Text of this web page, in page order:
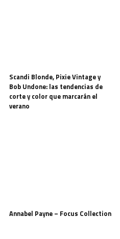
Scandi Blonde, Pixie Vintage y
Bob Undone: las tendencias de
corte y color que marcarán el
verano
Annabel Payne – Focus Collection